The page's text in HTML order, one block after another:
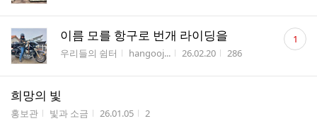
이름 모를 항구로 번개 라이딩을
게시판명
우리들의 쉼터 작성자
hangooj... 작성시간
26.02.20 조회수
286
댓
글 1
희망의 빛
게시판명
홍보관 작성자
빛과 소금 작성시간
26.01.05 조회수
2